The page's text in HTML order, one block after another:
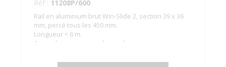
Réf : 11208P/600
Rail en aluminium brut Win-Slide 2, section 39 x 36
mm, percé tous les 450 mm.
Longueur = 6 m.
Autres longueurs sur demande.